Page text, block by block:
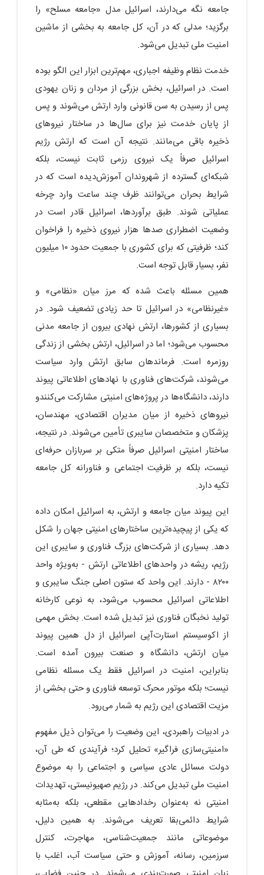
جامعه نگه می‌دارند، اسرائیل مدل «جامعه مسلح» را
برگزید؛ مدلی که در آن، کل جامعه به بخشی از ماشین
امنیت ملی تبدیل می‌شود.
خدمت نظام وظیفه اجباری، مهم‌ترین ابزار این الگو بوده
است. در اسرائیل، بخش بزرگی از مردان و زنان یهودی
پس از رسیدن به سن قانونی وارد ارتش می‌شوند و پس
از پایان خدمت نیز برای سال‌ها در ساختار نیروهای
ذخیره باقی می‌مانند. نتیجه آن است که ارتش رژیم
اسرائیل صرفاً یک نیروی رزمی ثابت نیست، بلکه
شبکه‌ای گسترده از شهروندان آموزش‌دیده است که در
شرایط بحران می‌توانند ظرف چند ساعت وارد چرخه
عملیاتی شوند. طبق برآوردها، اسرائیل قادر است در
وضعیت اضطراری صدها هزار نیروی ذخیره را فراخوان
کند؛ ظرفیتی که برای کشوری با جمعیت حدود ۱۰ میلیون
نفر، بسیار قابل توجه است.
همین مسئله باعث شده که مرز میان «نظامی» و
«غیرنظامی» در اسرائیل تا حد زیادی تضعیف شود. در
بسیاری از کشورها، ارتش نهادی بیرون از جامعه مدنی
محسوب می‌شود؛ اما در اسرائیل، ارتش بخشی از زندگی
روزمره است. فرماندهان سابق ارتش وارد سیاست
می‌شوند، شرکت‌های فناوری با نهادهای اطلاعاتی پیوند
دارند، دانشگاه‌ها در پروژه‌های امنیتی مشارکت می‌کنندو
نیروهای ذخیره از میان مدیران اقتصادی، مهندسان،
پزشکان و متخصصان سایبری تأمین می‌شوند. در نتیجه،
ساختار امنیتی اسرائیل صرفاً متکی بر سربازان حرفه‌ای
نیست، بلکه بر ظرفیت اجتماعی و فناورانه کل جامعه
تکیه دارد.
این پیوند میان جامعه و ارتش، به اسرائیل امکان داده
که یکی از پیچیده‌ترین ساختارهای امنیتی جهان را شکل
دهد. بسیاری از شرکت‌های بزرگ فناوری و سایبری این
رژیم، ریشه در واحدهای اطلاعاتی ارتش - به‌ویژه واحد
۸۲۰۰ - دارند. این واحد که ستون اصلی جنگ سایبری و
اطلاعاتی اسرائیل محسوب می‌شود، به نوعی کارخانه
تولید نخبگان فناوری نیز تبدیل شده است. بخش مهمی
از اکوسیستم استارت‌آپی اسرائیل از دل همین پیوند
میان ارتش، دانشگاه و صنعت بیرون آمده است.
بنابراین، امنیت در اسرائیل فقط یک مسئله نظامی
نیست؛ بلکه موتور محرک توسعه فناوری و حتی بخشی از
مزیت اقتصادی این رژیم به شمار می‌رود.
در ادبیات راهبردی، این وضعیت را می‌توان ذیل مفهوم
«امنیتی‌سازی فراگیر» تحلیل کرد؛ فرآیندی که طی آن،
دولت مسائل عادی سیاسی و اجتماعی را به موضوع
امنیت ملی تبدیل می‌کند. در رژیم صهیونیستی، تهدیدات
امنیتی نه به‌عنوان رخدادهایی مقطعی، بلکه به‌مثابه
شرایط دائمی‌بقا تعریف می‌شوند. به همین دلیل،
موضوعاتی مانند جمعیت‌شناسی، مهاجرت، کنترل
سرزمین، رسانه، آموزش و حتی سیاست آب، اغلب با